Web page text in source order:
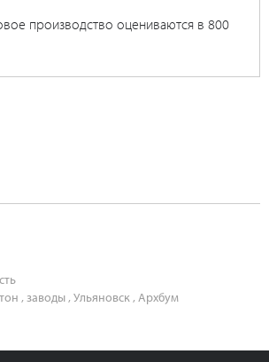
производство оцениваются в 800
, заводы ,Ульяновск , Архбум